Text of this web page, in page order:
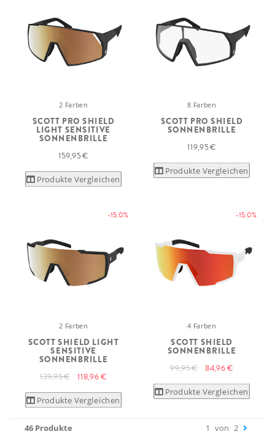
2 Farben
SCOTT PRO SHIELD
LIGHT SENSITIVE
SONNENBRILLE
159,95 €
Produkte Vergleichen
8 Farben
SCOTT PRO SHIELD
SONNENBRILLE
119,95 €
Produkte Vergleichen
-15.0%
2 Farben
SCOTT SHIELD LIGHT
SENSITIVE
SONNENBRILLE
139,95 € 118,96 €
Produkte Vergleichen
-15.0%
4 Farben
SCOTT SHIELD
SONNENBRILLE
99,95 € 84,96 €
Produkte Vergleichen
46 Produkte 1 von 2